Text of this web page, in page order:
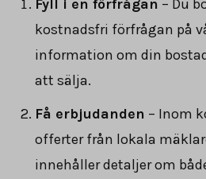
Fyll i en förfrågan – Du
kostnadsfri förfrågan på
information om din
att sälja.
Få erbjudanden – Inom
offerter från lokala
innehåller detaljer om